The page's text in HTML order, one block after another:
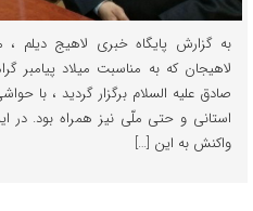
به گزارش پایگاه خبری لاهیج دیلم
لاهیجان که به مناسبت میلاد
صادق علیه السلام برگزار گردید ، با
استانی و حتی ملّی نیز همراه بود. در
واکنش به این […]